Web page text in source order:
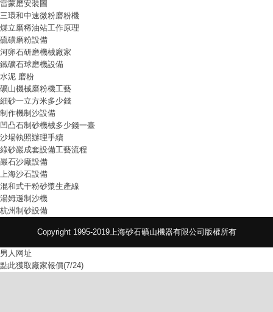
雷蒙磨安裝圖
三環和中速微粉磨粉機
煤立磨稀油站工作原理
硫磺磨粉設備
河卵石研磨機械廠家
鐵礦石球磨機設備
水泥 磨粉
礦山機械磨粉機工藝
細砂一立方米多少錢
制作機制沙設備
凹凸石制砂機械多少錢一臺
沙場執照辦理手續
綠砂巖成套設備工藝流程
巖石沙廠設備
上海沙石設備
混和式干粉砂漿生產線
湯姆遜制沙機
杭州制砂設備
Copyright 1995-2019上海砂石礦山機器有限公司版權所有
男人网址
點此獲取廠家報價(7/24)